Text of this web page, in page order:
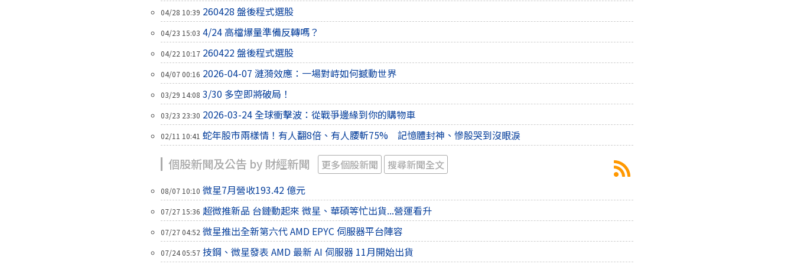
04/28 10:39 260428 盤後程式選股
04/23 15:03 4/24 高檔爆量準備反轉嗎？
04/22 10:17 260422 盤後程式選股
04/07 00:16 2026-04-07 漣漪效應：一場對峙如何撼動世界
03/29 14:08 3/30 多空即將破局！
03/23 23:30 2026-03-24 全球衝擊波：從戰爭邊緣到你的購物車
02/11 10:41 蛇年股市兩樣情！有人翻8倍、有人腰斬75% 記憶體封神、慘股哭到沒眼淚
個股新聞及公告 by 財經新聞 更多個股新聞 搜尋新聞全文
08/07 10:10 微星7月營收193.42 億元
07/27 15:36 超微推新品 台鏈動起來 微星、華碩等忙出貨...營運看升
07/27 04:52 微星推出全新第六代 AMD EPYC 伺服器平台陣容
07/24 05:57 技鋼、微星發表 AMD 最新 AI 伺服器 11月開始出貨